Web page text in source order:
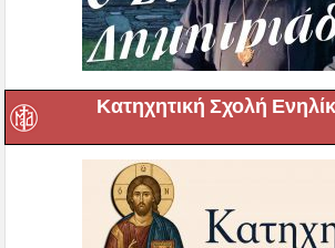
Κατηχητική Σχολή